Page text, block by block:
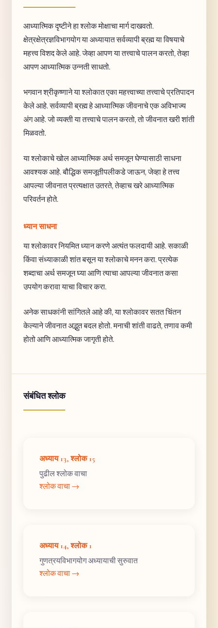
आध्यात्मिक दृष्टीने हा श्लोक मोक्षाचा मार्ग दाखवतो.
क्षेत्रक्षेत्रज्ञविभागयोग या अध्यायात सर्वव्यापी ब्रह्म या विषयाचे
महत्त्व विशद केले आहे. जेव्हा आपण या तत्त्वाचे पालन करतो, तेव्हा
आपण आध्यात्मिक उन्नती साधतो.
भगवान श्रीकृष्णाने या श्लोकात एका महत्त्वाच्या तत्त्वाचे प्रतिपादन
केले आहे. सर्वव्यापी ब्रह्म हे आध्यात्मिक जीवनाचे एक अविभाज्य
अंग आहे. जो व्यक्ती या तत्त्वाचे पालन करतो, तो जीवनात खरी शांती
मिळवतो.
या श्लोकाचे खोल आध्यात्मिक अर्थ समजून घेण्यासाठी साधना
आवश्यक आहे. बौद्धिक समजूतीपलीकडे जाऊन, जेव्हा हे तत्त्व
आपल्या जीवनात प्रत्यक्षात उतरते, तेव्हाच खरे आध्यात्मिक
परिवर्तन होते.
ध्यान साधना
या श्लोकावर नियमित ध्यान करणे अत्यंत फलदायी आहे. सकाळी
किंवा संध्याकाळी शांत बसून या श्लोकाचे मनन करा. प्रत्येक
शब्दाचा अर्थ समजून घ्या आणि त्याचा आपल्या जीवनात कसा
उपयोग करावा याचा विचार करा.
अनेक साधकांनी सांगितले आहे की, या श्लोकावर सतत चिंतन
केल्याने जीवनात अद्भुत बदल होतो. मनाची शांती वाढते, तणाव कमी
होतो आणि आध्यात्मिक जागृती होते.
संबंधित श्लोक
अध्याय 13, श्लोक 15
पुढील श्लोक वाचा
श्लोक वाचा →
अध्याय 14, श्लोक 1
गुणत्रयविभागयोग अध्यायाची सुरुवात
श्लोक वाचा →